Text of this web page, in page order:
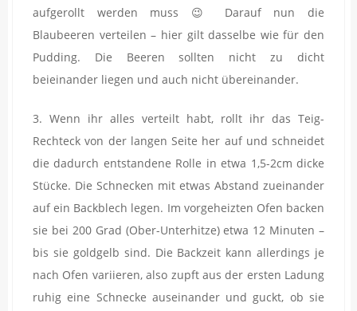
aufgerollt werden muss 😉 Darauf nun die
Blaubeeren verteilen – hier gilt dasselbe wie für den
Pudding. Die Beeren sollten nicht zu dicht
beieinander liegen und auch nicht übereinander.
3. Wenn ihr alles verteilt habt, rollt ihr das Teig-
Rechteck von der langen Seite her auf und schneidet
die dadurch entstandene Rolle in etwa 1,5-2cm dicke
Stücke. Die Schnecken mit etwas Abstand zueinander
auf ein Backblech legen. Im vorgeheizten Ofen backen
sie bei 200 Grad (Ober-Unterhitze) etwa 12 Minuten –
bis sie goldgelb sind. Die Backzeit kann allerdings je
nach Ofen variieren, also zupft aus der ersten Ladung
ruhig eine Schnecke auseinander und guckt, ob sie